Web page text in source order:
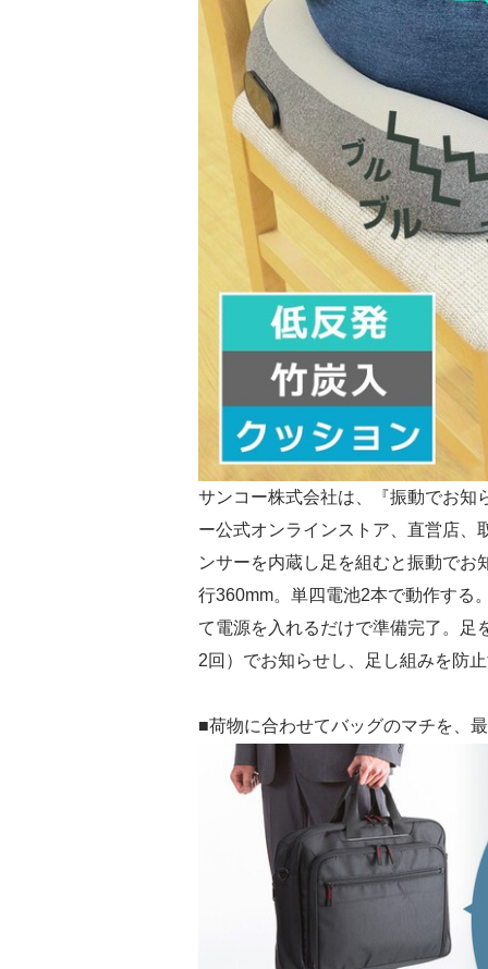
サンコー株式会社は、『振動でお知
ー公式オンラインストア、直営店、
ンサーを内蔵し足を組むと振動で
行360mm。単四電池2本で動作する
て電源を入れるだけで準備完了。足
2回）でお知らせし、足し組みを防
■荷物に合わせてバッグのマチを、